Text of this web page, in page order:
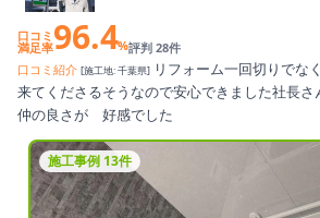
口コミ
満足率96.4%評判 28件
口コミ紹介 [施工地: 千葉県] リフォーム一回切りでな
来てくださるそうなので安心できました社長
仲の良さが 好感でした
施工事例 13件